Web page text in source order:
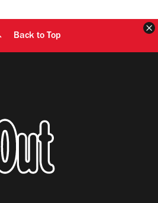
Back to Top